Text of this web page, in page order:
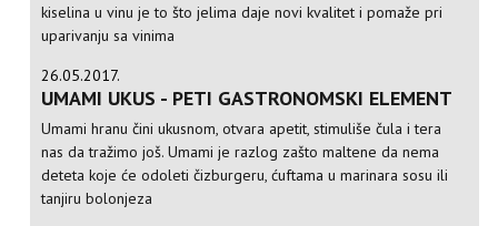
kiselina u vinu je to što jelima daje novi kvalitet i pomaže pri
uparivanju sa vinima
26.05.2017.
UMAMI UKUS - PETI GASTRONOMSKI ELEMENT
Umami hranu čini ukusnom, otvara apetit, stimuliše čula i tera
nas da tražimo još. Umami je razlog zašto maltene da nema
deteta koje će odoleti čizburgeru, ćuftama u marinara sosu ili
tanjiru bolonjeza